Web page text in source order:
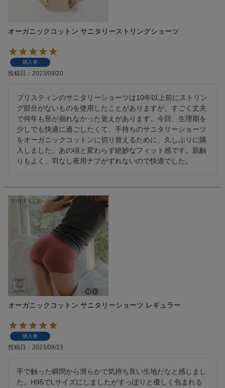
オーガニックコットン サニタリーストリングショーツ
購入者
投稿日 2023/09/20
プリスティンのサニタリーショーツは10年以上前にストリン
グ部分がないものを使用したことがありますが、すごく丈夫
で何年も形が崩れなかった覚えがあります。今回、生理期を
少しでも快適に過ごしたくて、手持ちのサニタリーショーツ
をオーガニックコットンに切り替えるために、久しぶりに購
入しました。あの頃と変わらず絶妙なフィット感です。肌触
りもよく、羽なし夜用ナプがずれないので快適でした。
オーガニックコットン サニタリーショーツ レギュラー
購入者
投稿日 2023/08/23
手で触った瞬間から滑らかで気持ち良い生地だなと感じまし
た。H95でLサイズにしましたがすっぽりと優しく包まれる